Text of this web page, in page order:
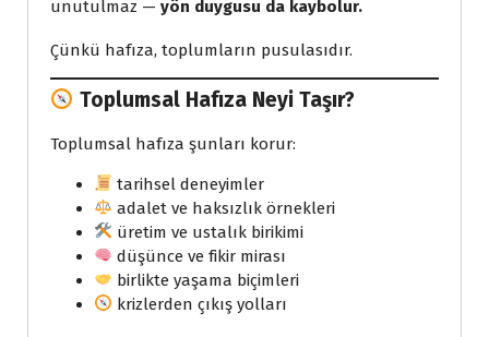
unutulmaz — yön duygusu da kaybolur.
Çünkü hafıza, toplumların pusulasıdır.
Toplumsal Hafıza Neyi Taşır?
Toplumsal hafıza şunları korur:
tarihsel deneyimler
adalet ve haksızlık örnekleri
üretim ve ustalık birikimi
düşünce ve fikir mirası
birlikte yaşama biçimleri
krizlerden çıkış yolları